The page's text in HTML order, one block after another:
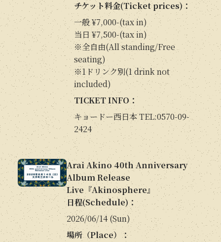
チケット料金(Ticket prices)：
一般 ¥7,000-(tax in)
当日 ¥7,500-(tax in)
※全自由(All standing/Free
seating)
※1ドリンク別(1 drink not
included)
TICKET INFO：
キョードー西日本 TEL:0570-09-
2424
Arai Akino 40th Anniversary
Album Release
Live『Akinosphere』
日程(Schedule)：
2026/06/14 (Sun)
場所（Place）：